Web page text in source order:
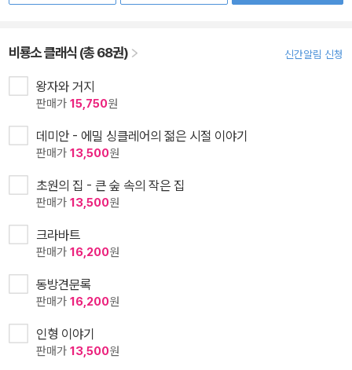
비룡소 클래식 (총 68권) 신간알림 신청
왕자와 거지
판매가 15,750원
데미안 - 에밀 싱클레어의 젊은 시절 이야기
판매가 13,500원
초원의 집 - 큰 숲 속의 작은 집
판매가 13,500원
크라바트
판매가 16,200원
동방견문록
판매가 16,200원
인형 이야기
판매가 13,500원